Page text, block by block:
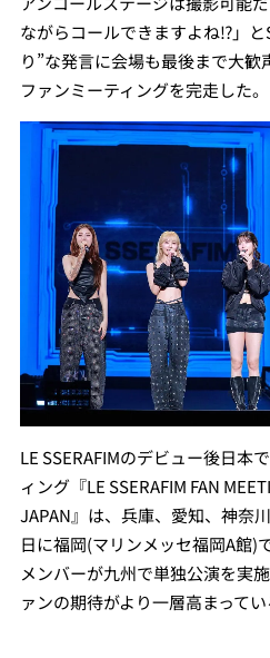
ながらコールできますよね⁉」と
り”な発言に会場も最後まで大
ファンミーティングを完走した。
LE SSERAFIMのデビュー後日本
ィング『LE SSERAFIM FAN
JAPAN』は、兵庫、愛知、神奈
日に福岡(マリンメッセ福岡A館)
メンバーが九州で単独公演を実
ァンの期待がより一層高まってい